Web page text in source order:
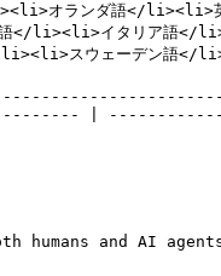
オランダ語</
</li><li>イタリア語</
スウェーデン語</
|
humans and AI